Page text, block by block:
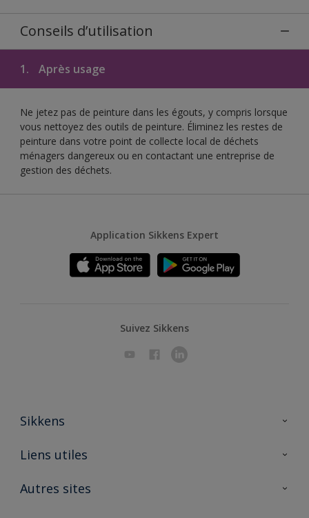
Conseils d’utilisation
1. Après usage
Ne jetez pas de peinture dans les égouts, y compris lorsque
vous nettoyez des outils de peinture. Éliminez les restes de
peinture dans votre point de collecte local de déchets
ménagers dangereux ou en contactant une entreprise de
gestion des déchets.
Application Sikkens Expert
Suivez Sikkens
Sikkens
A propos de Sikkens
Liens utiles
Ouvrir un magasin PASS
Autres sites